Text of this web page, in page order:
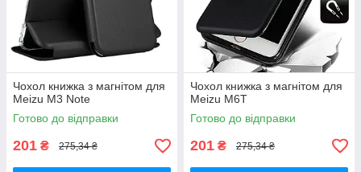
Чохол книжка з магнітом для
Meizu M3 Note
Готово до відправки
201 ₴ 275,34 ₴
Чохол книжка з магнітом для
Meizu M6T
Готово до відправки
201 ₴ 275,34 ₴